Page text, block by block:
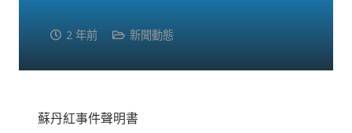
2 年前 新聞動態
蘇丹紅事件聲明書